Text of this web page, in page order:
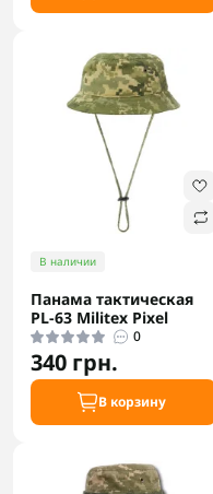
В наличии
Панама тактическая
РL-63 Militex Pixel
0
340 грн.
В корзину